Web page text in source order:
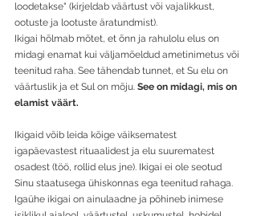
loodetakse" (kirjeldab väärtust või vajalikkust,
ootuste ja lootuste äratundmist).
Ikigai hõlmab mõtet, et õnn ja rahulolu elus on
midagi enamat kui väljamõeldud ametinimetus või
teenitud raha. See tähendab tunnet, et Su elu on
väärtuslik ja et Sul on mõju. See on midagi, mis on
elamist väärt.
Ikigaid võib leida kõige väiksematest
igapäevastest rituaalidest ja elu suurematest
osadest (töö, rollid elus jne). Ikigai ei ole seotud
Sinu staatusega ühiskonnas ega teenitud rahaga.
Igaühe ikigai on ainulaadne ja põhineb inimese